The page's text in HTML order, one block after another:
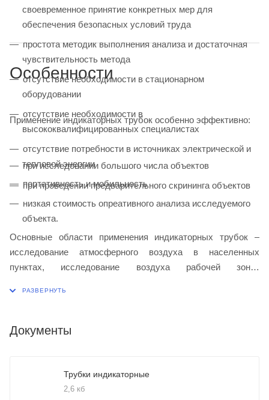
своевременное принятие конкретных мер для
обеспечения безопасных условий труда
простота методик выполнения анализа и достаточная
чувствительность метода
отсутствие необходимости в стационарном
оборудовании
отсутствие необходимости в
высококвалифицированных специалистах
отсутствие потребности в источниках электрической и
тепловой энергии
портативность и мобильность
низкая стоимость опреативного анализа исследуемого
объекта.
Особенности
Применение индикаторных трубок особенно эффективно:
при исследовании большого числа объектов
при проведении предварительного скрининга объектов
Основные области применения индикаторных трубок –
исследование атмосферного воздуха в населенных
пунктах, исследование воздуха рабочей зоны,
Документы
Трубки индикаторные
2,6 кб